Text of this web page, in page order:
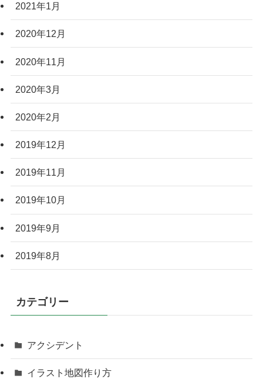
2021年1月
2020年12月
2020年11月
2020年3月
2020年2月
2019年12月
2019年11月
2019年10月
2019年9月
2019年8月
カテゴリー
アクシデント
イラスト地図作り方